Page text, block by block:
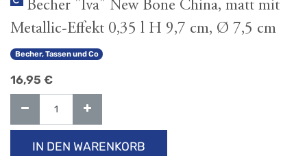
Becher "Iva" New Bone China, matt mit
Metallic-Effekt 0,35 l H 9,7 cm, Ø 7,5 cm
Becher, Tassen und Co
16,95 €
IN DEN WARENKORB